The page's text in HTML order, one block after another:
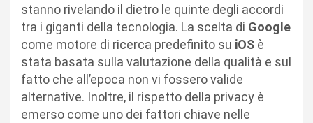
stanno rivelando il dietro le quinte degli accordi
tra i giganti della tecnologia. La scelta di Google
come motore di ricerca predefinito su iOS è
stata basata sulla valutazione della qualità e sul
fatto che all’epoca non vi fossero valide
alternative. Inoltre, il rispetto della privacy è
emerso come uno dei fattori chiave nelle